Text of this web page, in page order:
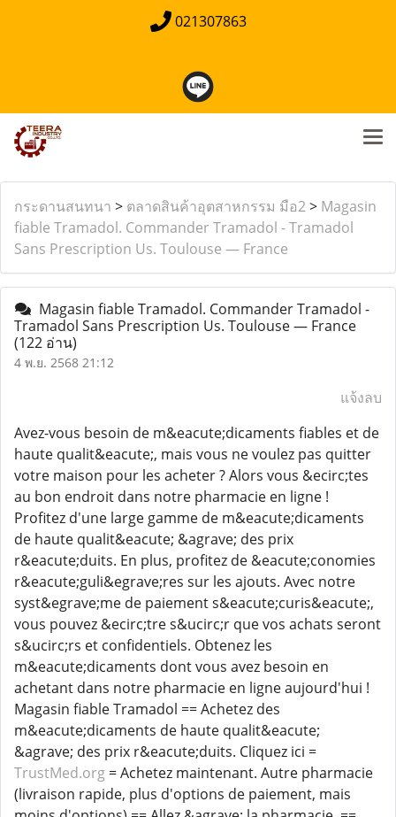
021307863
กระดานสนทนา > ตลาดสินค้าอุตสาหกรรม มือ2> Magasin
fiable Tramadol. Commander Tramadol - Tramadol
Sans Prescription Us. Toulouse — France
Magasin fiable Tramadol. Commander Tramadol -
Tramadol Sans Prescription Us. Toulouse — France
(122 อ่าน)
4 พ.ย. 2568 21:12
แจ้งลบ
Avez-vous besoin de m&eacute;dicaments fiables et de
haute qualit&eacute;, mais vous ne voulez pas quitter
votre maison pour les acheter ? Alors vous &ecirc;tes
au bon endroit dans notre pharmacie en ligne !
Profitez d'une large gamme de m&eacute;dicaments
de haute qualit&eacute; &agrave; des prix
r&eacute;duits. En plus, profitez de &eacute;conomies
r&eacute;guli&egrave;res sur les ajouts. Avec notre
syst&egrave;me de paiement s&eacute;curis&eacute;,
vous pouvez &ecirc;tre s&ucirc;r que vos achats seront
s&ucirc;rs et confidentiels. Obtenez les
m&eacute;dicaments dont vous avez besoin en
achetant dans notre pharmacie en ligne aujourd'hui !
Magasin fiable Tramadol == Achetez des
m&eacute;dicaments de haute qualit&eacute;
&agrave; des prix r&eacute;duits. Cliquez ici =
TrustMed.org = Achetez maintenant. Autre pharmacie
(livraison rapide, plus d'options de paiement, mais